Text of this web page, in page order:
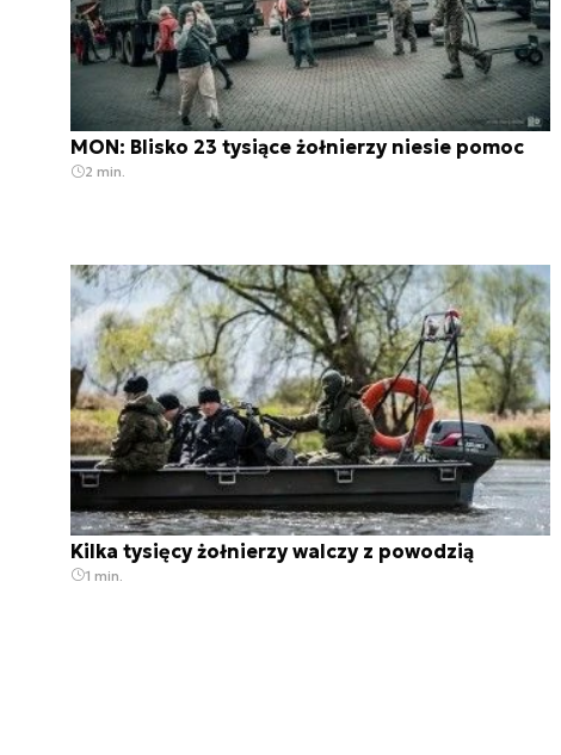
MON: Blisko 23 tysiące żołnierzy niesie pomoc
2 min.
Kilka tysięcy żołnierzy walczy z powodzią
1 min.